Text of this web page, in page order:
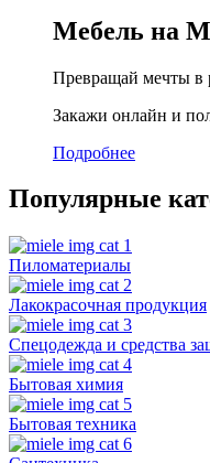
Мебель на
Превращай мечты в
Закажи онлайн и
Подробнее
Популярные
Пиломатериалы
Лакокрасочная продукция
Спецодежда и средства
Бытовая химия
Бытовая техника